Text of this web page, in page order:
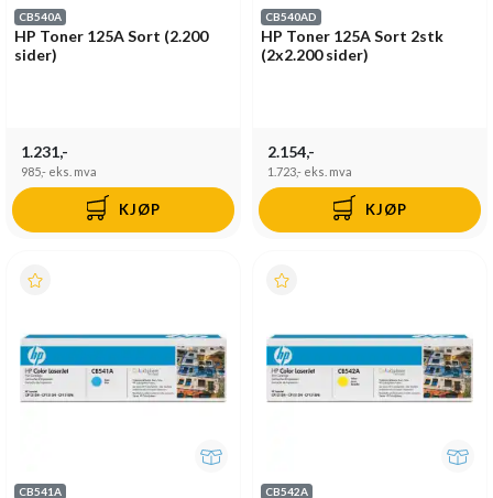
CB540A
HP Toner 125A Sort (2.200
sider)
1.231,-
985,- eks. mva
KJØP
CB540AD
HP Toner 125A Sort 2stk
(2x2.200 sider)
2.154,-
1.723,- eks. mva
KJØP
CB541A CB542A